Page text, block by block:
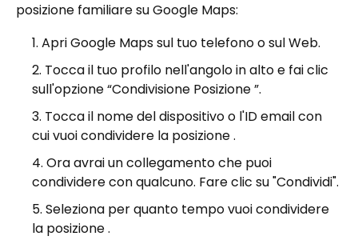
posizione familiare su Google Maps:
Apri Google Maps sul tuo telefono o sul Web.
Tocca il tuo profilo nell'angolo in alto e fai clic
sull'opzione “Condivisione Posizione ”.
Tocca il nome del dispositivo o l'ID email con
cui vuoi condividere la posizione .
Ora avrai un collegamento che puoi
condividere con qualcuno. Fare clic su "Condividi".
Seleziona per quanto tempo vuoi condividere
la posizione .